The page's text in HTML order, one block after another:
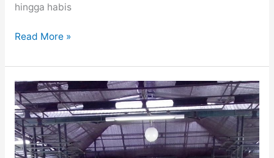
hingga habis
30
Model
Dress
Pendek
Polos
Cocok
Buat
Read More »